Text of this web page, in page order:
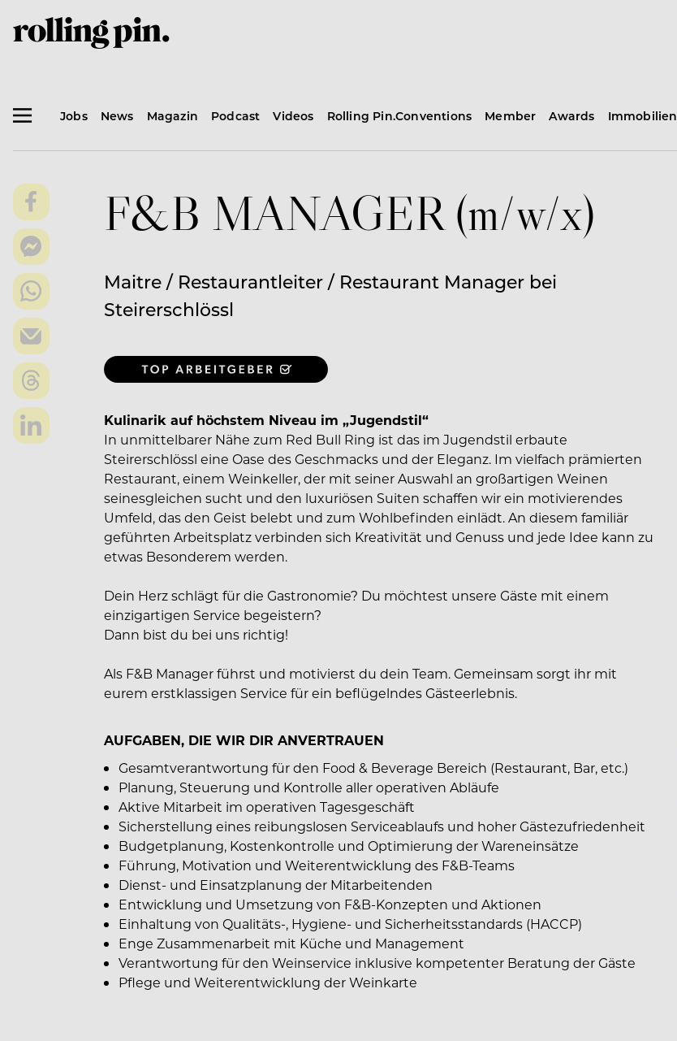
Jobs News Magazin Podcast Videos Rolling Pin.Conventions Member Awards Immobilien
F&B MANAGER (m/w/x)
Maitre / Restaurantleiter / Restaurant Manager bei
Steirerschlössl
Kulinarik auf höchstem Niveau im „Jugendstil“
In unmittelbarer Nähe zum Red Bull Ring ist das im Jugendstil erbaute
Steirerschlössl eine Oase des Geschmacks und der Eleganz. Im vielfach prämierten
Restaurant, einem Weinkeller, der mit seiner Auswahl an großartigen Weinen
seinesgleichen sucht und den luxuriösen Suiten schaffen wir ein motivierendes
Umfeld, das den Geist belebt und zum Wohlbefinden einlädt. An diesem familiär
geführten Arbeitsplatz verbinden sich Kreativität und Genuss und jede Idee kann zu
etwas Besonderem werden.
Dein Herz schlägt für die Gastronomie? Du möchtest unsere Gäste mit einem
einzigartigen Service begeistern?
Dann bist du bei uns richtig!
Als F&B Manager führst und motivierst du dein Team. Gemeinsam sorgt ihr mit
eurem erstklassigen Service für ein beflügelndes Gästeerlebnis.
AUFGABEN, DIE WIR DIR ANVERTRAUEN
Gesamtverantwortung für den Food & Beverage Bereich (Restaurant, Bar, etc.)
Planung, Steuerung und Kontrolle aller operativen Abläufe
Aktive Mitarbeit im operativen Tagesgeschäft
Sicherstellung eines reibungslosen Serviceablaufs und hoher Gästezufriedenheit
Budgetplanung, Kostenkontrolle und Optimierung der Wareneinsätze
Führung, Motivation und Weiterentwicklung des F&B-Teams
Dienst- und Einsatzplanung der Mitarbeitenden
Entwicklung und Umsetzung von F&B-Konzepten und Aktionen
Einhaltung von Qualitäts-, Hygiene- und Sicherheitsstandards (HACCP)
Enge Zusammenarbeit mit Küche und Management
Verantwortung für den Weinservice inklusive kompetenter Beratung der Gäste
Pflege und Weiterentwicklung der Weinkarte